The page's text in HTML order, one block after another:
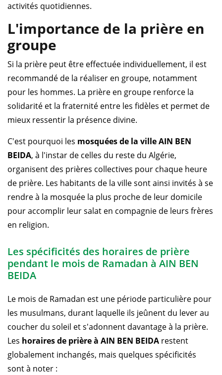
activités quotidiennes.
L'importance de la prière en
groupe
Si la prière peut être effectuée individuellement, il est
recommandé de la réaliser en groupe, notamment
pour les hommes. La prière en groupe renforce la
solidarité et la fraternité entre les fidèles et permet de
mieux ressentir la présence divine.
C'est pourquoi les mosquées de la ville AIN BEN
BEIDA, à l'instar de celles du reste du Algérie,
organisent des prières collectives pour chaque heure
de prière. Les habitants de la ville sont ainsi invités à se
rendre à la mosquée la plus proche de leur domicile
pour accomplir leur salat en compagnie de leurs frères
en religion.
Les spécificités des horaires de prière
pendant le mois de Ramadan à AIN BEN
BEIDA
Le mois de Ramadan est une période particulière pour
les musulmans, durant laquelle ils jeûnent du lever au
coucher du soleil et s'adonnent davantage à la prière.
Les horaires de prière à AIN BEN BEIDA restent
globalement inchangés, mais quelques spécificités
sont à noter :